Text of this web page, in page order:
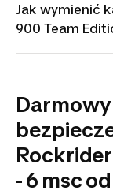
Jak wymienić
900 Team
- 6 msc